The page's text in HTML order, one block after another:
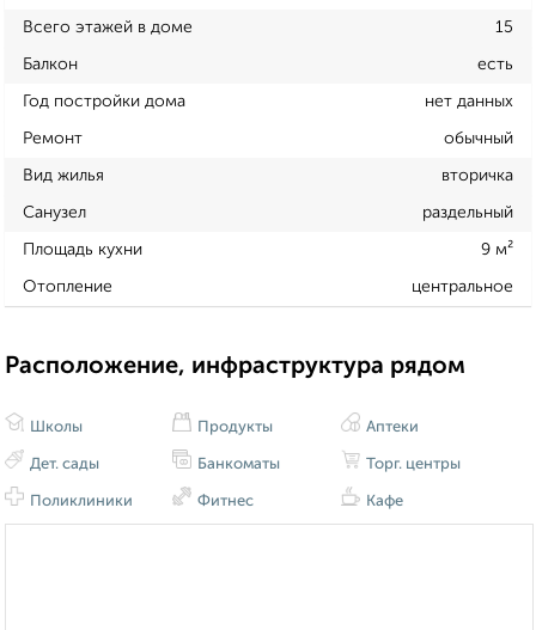
Всего этажей в доме 15
Балкон есть
Год постройки дома нет данных
Ремонт обычный
Вид жилья вторичка
Санузел раздельный
Площадь кухни 9 м²
Отопление центральное
Расположение, инфраструктура рядом
Школы
Дет. сады
Поликлиники
Продукты
Банкоматы
Фитнес
Аптеки
Торг. центры
Кафе